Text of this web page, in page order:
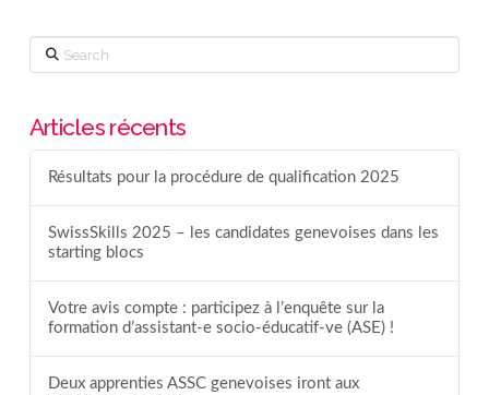
Search
Articles récents
Résultats pour la procédure de qualification 2025
SwissSkills 2025 – les candidates genevoises dans les
starting blocs
Votre avis compte : participez à l’enquête sur la
formation d’assistant-e socio-éducatif-ve (ASE) !
Deux apprenties ASSC genevoises iront aux